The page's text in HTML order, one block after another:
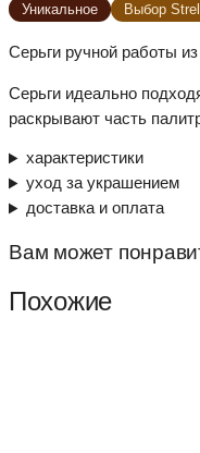
Уникальное Выбор
Серьги ручной работы
Серьги идеально
раскрывают часть
характеристики
уход за украшением
доставка и оплата
Вам может
Похожие